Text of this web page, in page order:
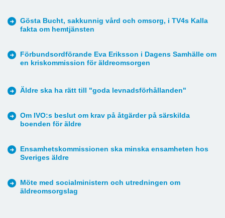
Gösta Bucht, sakkunnig vård och omsorg, i TV4s Kalla
fakta om hemtjänsten
Förbundsordförande Eva Eriksson i Dagens Samhälle om
en kriskommission för äldreomsorgen
Äldre ska ha rätt till "goda levnadsförhållanden"
Om IVO:s beslut om krav på åtgärder på särskilda
boenden för äldre
Ensamhetskommissionen ska minska ensamheten hos
Sveriges äldre
Möte med socialministern och utredningen om
äldreomsorgslag